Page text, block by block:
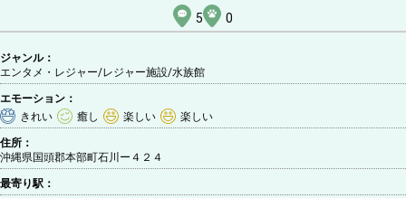
5 0
ジャンル：
エンタメ・レジャー/レジャー施設/水族館
エモーション：
きれい
癒し 楽しい 楽しい
住所：
沖縄県国頭郡本部町石川ー４２４
最寄り駅：